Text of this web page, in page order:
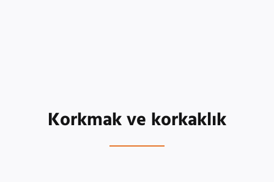
Korkmak ve korkaklık